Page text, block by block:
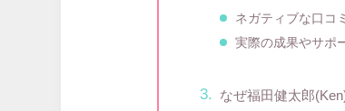
ネガティブな口コ
実際の成果やサポ
なぜ福田健太郎